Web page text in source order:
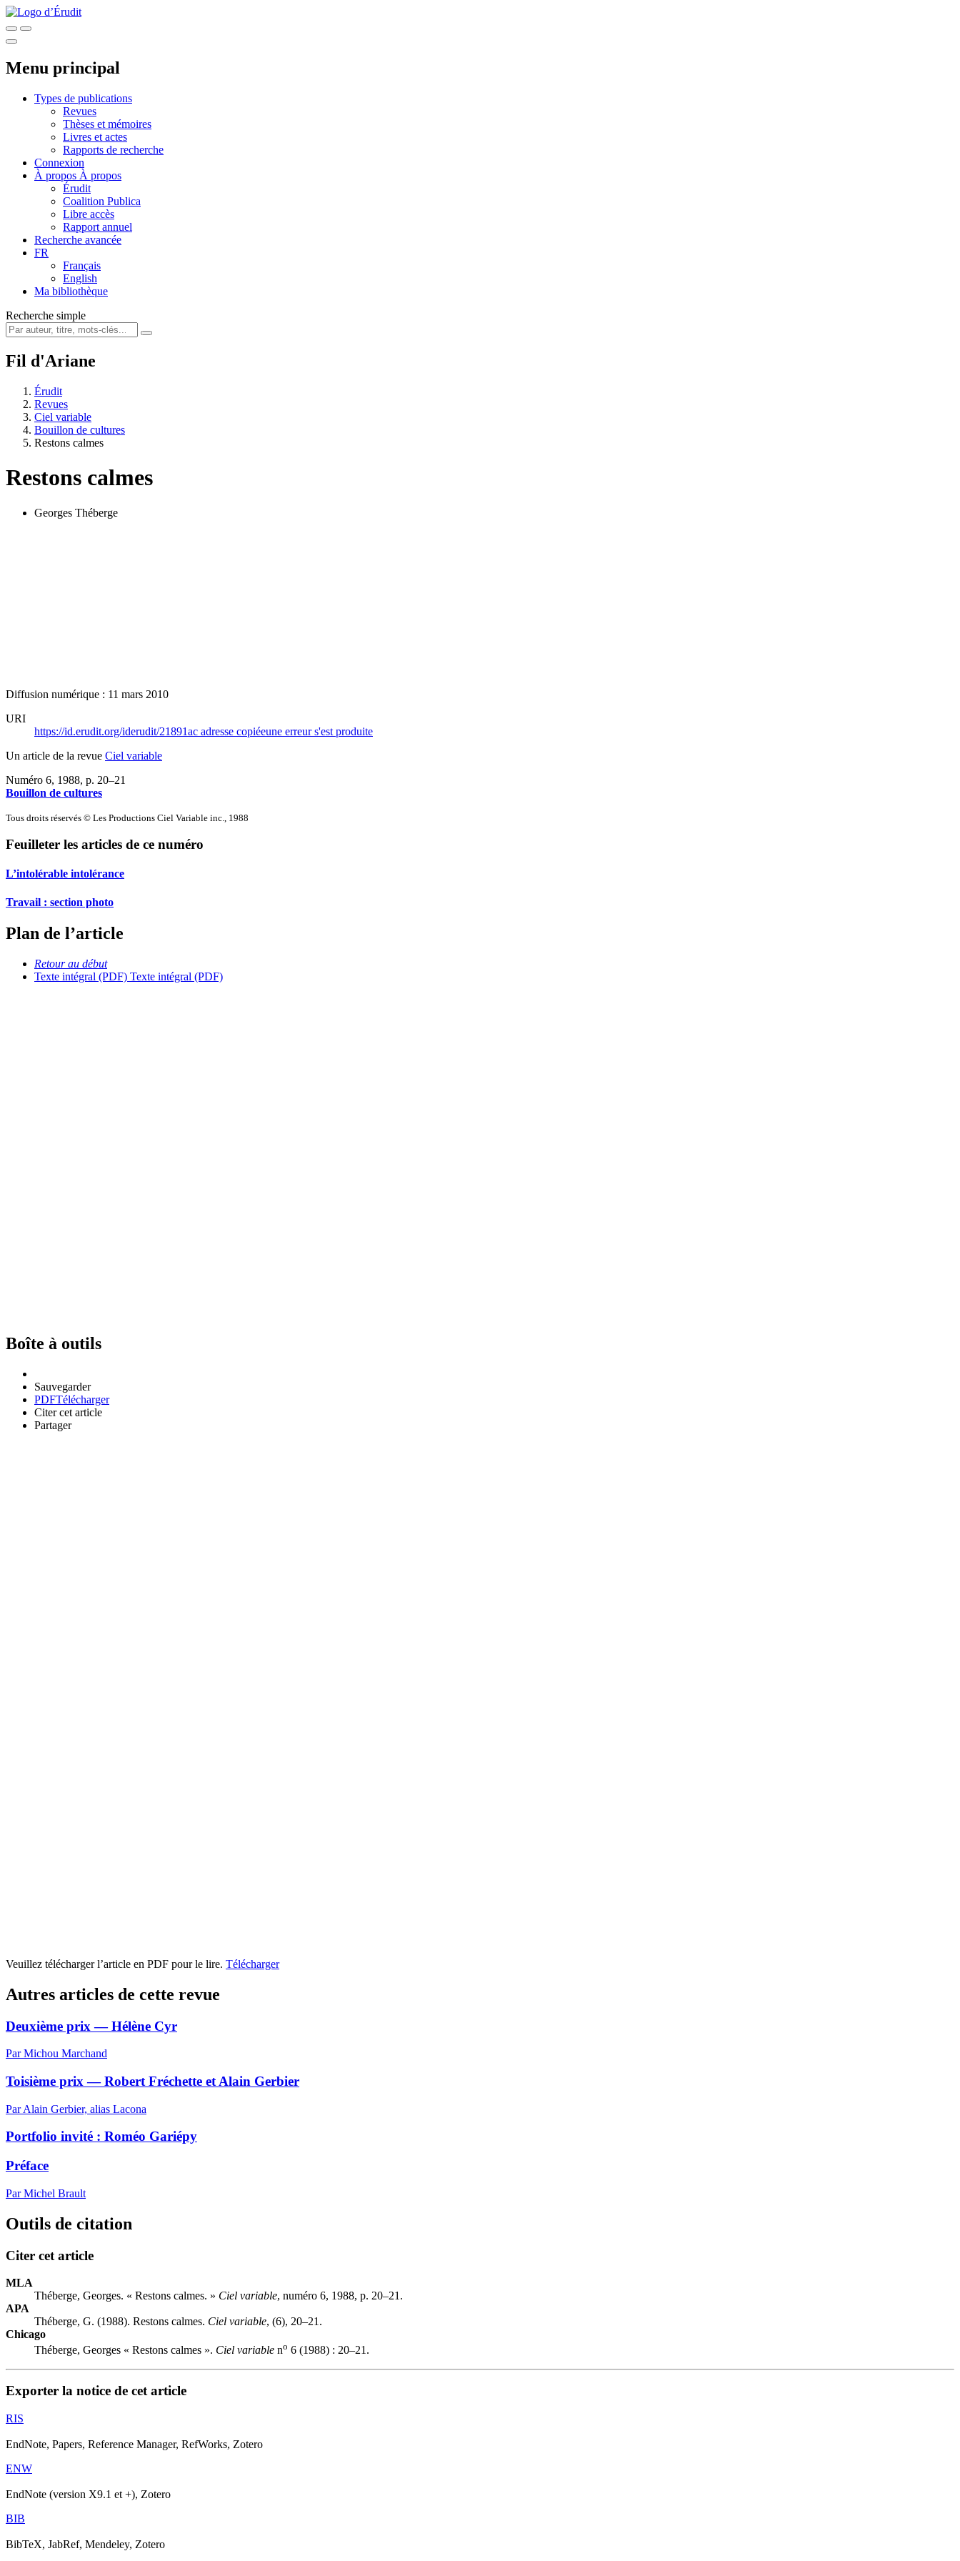
Menu principal
Types de publications
Revues
Thèses et mémoires
Livres et actes
Rapports de recherche
Connexion
À propos À propos
Érudit
Coalition Publica
Libre accès
Rapport annuel
Recherche avancée
FR
Français
English
Ma bibliothèque
Recherche simple
Fil d'Ariane
Érudit
Revues
Ciel variable
Bouillon de cultures
Restons calmes
Restons calmes
Georges Théberge
Diffusion numérique : 11 mars 2010
URI
https://id.erudit.org/iderudit/21891ac adresse copiéeune erreur s'est produite
Un article de la revue Ciel variable
Numéro 6, 1988, p. 20–21
Bouillon de cultures
Tous droits réservés © Les Productions Ciel Variable inc., 1988
Feuilleter les articles de ce numéro
L’intolérable intolérance
Travail : section photo
Plan de l’article
Retour au début
Texte intégral (PDF) Texte intégral (PDF)
Boîte à outils
Sauvegarder
PDFTélécharger
Citer cet article
Partager
Veuillez télécharger l’article en PDF pour le lire. Télécharger
Autres articles de cette revue
Deuxième prix — Hélène Cyr
Par Michou Marchand
Toisième prix — Robert Fréchette et Alain Gerbier
Par Alain Gerbier, alias Lacona
Portfolio invité : Roméo Gariépy
Préface
Par Michel Brault
Outils de citation
Citer cet article
MLA
Théberge, Georges. « Restons calmes. » Ciel variable, numéro 6, 1988, p. 20–21.
APA
Théberge, G. (1988). Restons calmes. Ciel variable, (6), 20–21.
Chicago
Théberge, Georges « Restons calmes ». Ciel variable no 6 (1988) : 20–21.
Exporter la notice de cet article
RIS
EndNote, Papers, Reference Manager, RefWorks, Zotero
ENW
EndNote (version X9.1 et +), Zotero
BIB
BibTeX, JabRef, Mendeley, Zotero